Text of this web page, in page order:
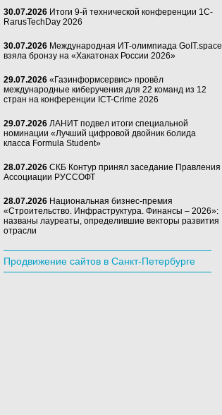
30.07.2026 Итоги 9-й технической конференции 1C-
RarusTechDay 2026
30.07.2026 Международная ИТ-олимпиада GoIT.space
взяла бронзу на «Хакатонах России 2026»
29.07.2026 «Газинформсервис» провёл
международные киберучения для 22 команд из 12
стран на конференции ICT-Crime 2026
29.07.2026 ЛАНИТ подвел итоги специальной
номинации «Лучший цифровой двойник болида
класса Formula Student»
28.07.2026 СКБ Контур принял заседание Правления
Ассоциации РУССОФТ
28.07.2026 Национальная бизнес-премия
«Строительство. Инфраструктура. Финансы – 2026»:
названы лауреаты, определившие векторы развития
отрасли
Продвижение сайтов в Санкт-Петербурге